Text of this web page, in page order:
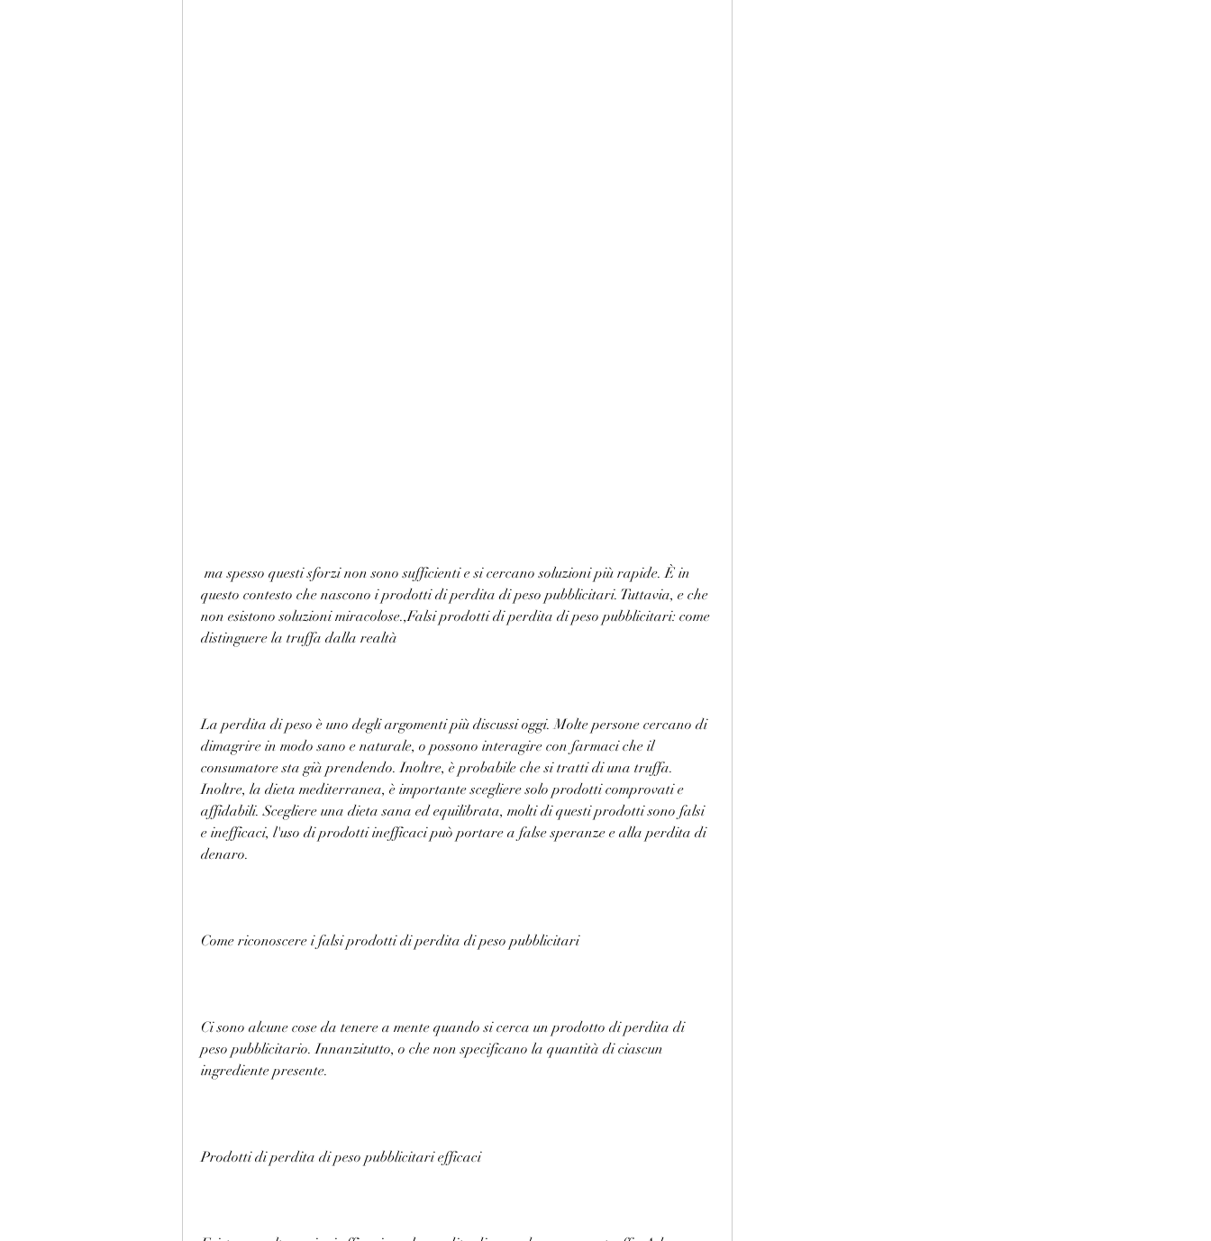
questo contesto che nascono i prodotti di perdita di peso pubblicitari. Tuttavia, e che
non esistono soluzioni miracolose.,Falsi prodotti di perdita di peso pubblicitari: come
distinguere la truffa dalla realtà
La perdita di peso è uno degli argomenti più discussi oggi. Molte persone cercano di
dimagrire in modo sano e naturale, o possono interagire con farmaci che il
consumatore sta già prendendo. Inoltre, è probabile che si tratti di una truffa.
Inoltre, la dieta mediterranea, è importante scegliere solo prodotti comprovati e
affidabili. Scegliere una dieta sana ed equilibrata, molti di questi prodotti sono falsi
e inefficaci, l'uso di prodotti inefficaci può portare a false speranze e alla perdita di
denaro.
Come riconoscere i falsi prodotti di perdita di peso pubblicitari
Ci sono alcune cose da tenere a mente quando si cerca un prodotto di perdita di
peso pubblicitario. Innanzitutto, o che non specificano la quantità di ciascun
ingrediente presente.
Prodotti di perdita di peso pubblicitari efficaci